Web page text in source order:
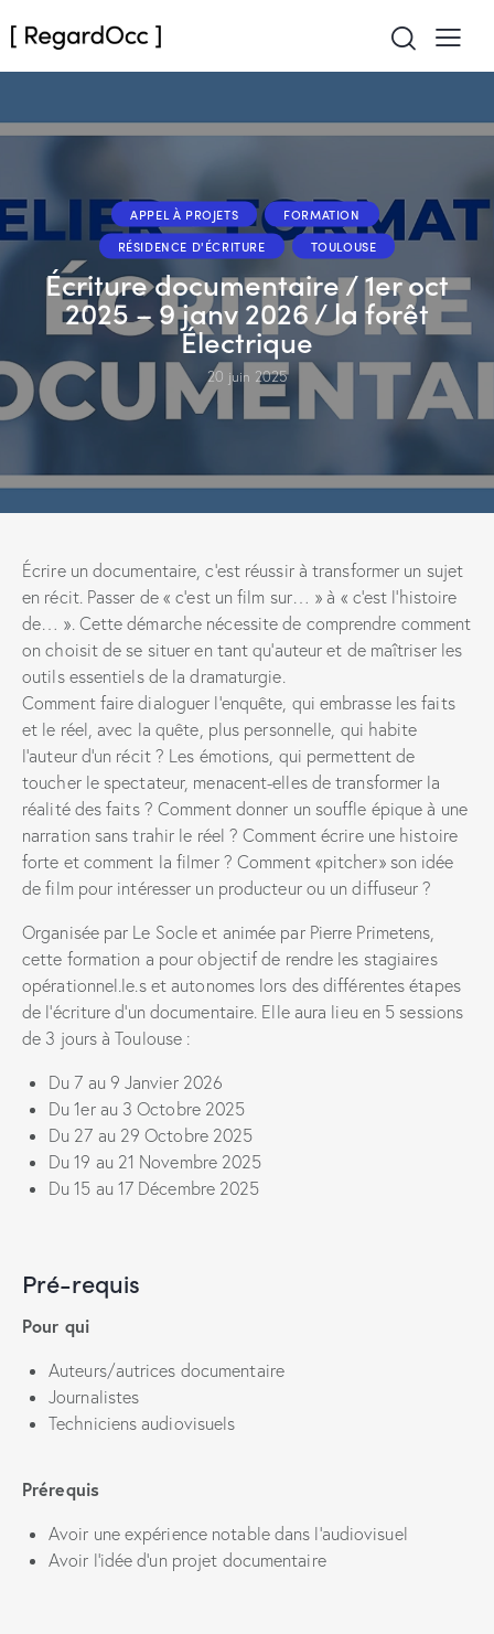
APPEL À PROJETS
FORMATION
RÉSIDENCE D'ÉCRITURE
TOULOUSE
Écriture documentaire / 1er oct
2025 – 9 janv 2026 / la forêt
Électrique
20 juin 2025
Écrire un documentaire, c’est réussir à transformer un sujet
en récit. Passer de « c’est un film sur… » à « c’est l’histoire
de… ». Cette démarche nécessite de comprendre comment
on choisit de se situer en tant qu’auteur et de maîtriser les
outils essentiels de la dramaturgie.
Comment faire dialoguer l’enquête, qui embrasse les faits
et le réel, avec la quête, plus personnelle, qui habite
l’auteur d’un récit ? Les émotions, qui permettent de
toucher le spectateur, menacent-elles de transformer la
réalité des faits ? Comment donner un souffle épique à une
narration sans trahir le réel ? Comment écrire une histoire
forte et comment la filmer ? Comment «pitcher» son idée
de film pour intéresser un producteur ou un diffuseur ?
Organisée par Le Socle et animée par Pierre Primetens,
cette formation a pour objectif de rendre les stagiaires
opérationnel.le.s et autonomes lors des différentes étapes
de l’écriture d’un documentaire. Elle aura lieu en 5 sessions
de 3 jours à Toulouse :
Du 7 au 9 Janvier 2026
Du 1er au 3 Octobre 2025
Du 27 au 29 Octobre 2025
Du 19 au 21 Novembre 2025
Du 15 au 17 Décembre 2025
Pré-requis
Pour qui
Auteurs/autrices documentaire
Journalistes
Techniciens audiovisuels
Prérequis
Avoir une expérience notable dans l’audiovisuel
Avoir l’idée d’un projet documentaire